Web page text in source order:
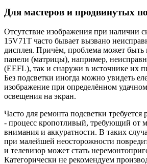
Для мастеров и продвинутых
Отсутствие изображения при наличии
15V71T часто бывает вызвано
дисплея. Причём, проблема может быть
панели (матрицы), например,
(EEFL), так и снаружи в источнике их
Без подсветки иногда можно увидеть
изображение при определённом
освещения на экран.
Часто для ремонта подсветки требуется
- процесс кропотливый, требующий от
внимания и аккуратности. В таких
при малейшей неосторожности
и телевизор может стать
Категорически не рекомендуем